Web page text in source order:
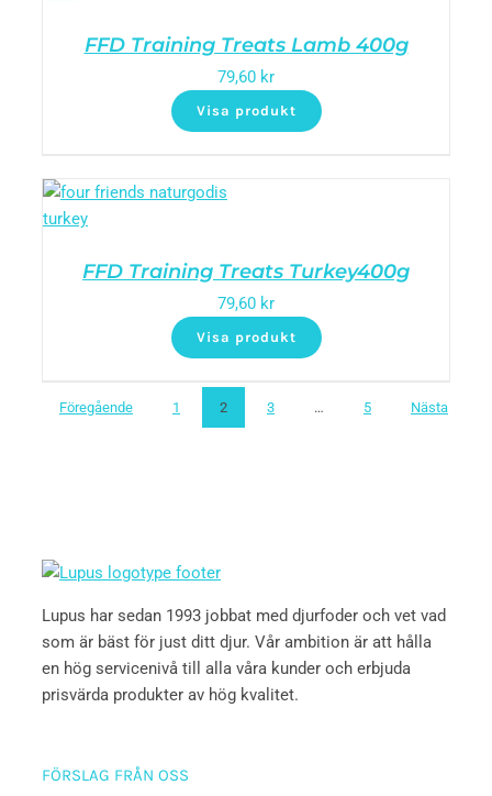
FFD Training Treats Lamb 400g
79,60 kr
Visa produkt
FFD Training Treats Turkey400g
79,60 kr
Visa produkt
Föregående 1 2 3 … 5 Nästa
Lupus har sedan 1993 jobbat med djurfoder och vet vad
som är bäst för just ditt djur. Vår ambition är att hålla
en hög servicenivå till alla våra kunder och erbjuda
prisvärda produkter av hög kvalitet.
FÖRSLAG FRÅN OSS